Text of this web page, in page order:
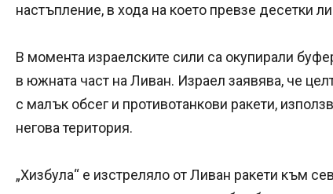
настъпление, в хода на което превзе десетки
В момента израелските сили са окупирали
в южната част на Ливан. Израел заявява, че
с малък обсег и противотанкови ракети,
негова територия.
„Хизбула“ е изстреляло от Ливан ракети към